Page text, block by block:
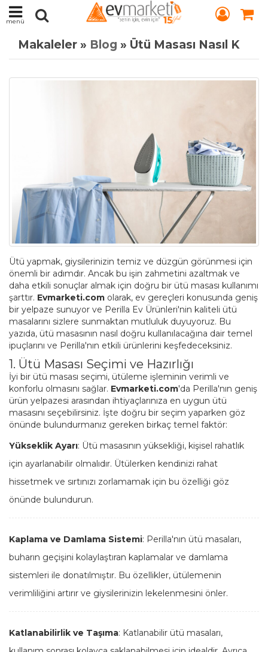
menü
Makaleler » Blog » Ütü Masası Nasıl Kullanılır: Temel İpuçları ve Doğru Kullanım Rehberi
Ütü yapmak, giysilerinizin temiz ve düzgün görünmesi için
önemli bir adımdır. Ancak bu işin zahmetini azaltmak ve
daha etkili sonuçlar almak için doğru bir ütü masası kullanımı
şarttır. Evmarketi.com olarak, ev gereçleri konusunda geniş
bir yelpaze sunuyor ve Perilla Ev Ürünleri'nin kaliteli ütü
masalarını sizlere sunmaktan mutluluk duyuyoruz. Bu
yazıda, ütü masasının nasıl doğru kullanılacağına dair temel
ipuçlarını ve Perilla'nın etkili ürünlerini keşfedeceksiniz.
1. Ütü Masası Seçimi ve Hazırlığı
İyi bir ütü masası seçimi, ütüleme işleminin verimli ve
konforlu olmasını sağlar. Evmarketi.com'da Perilla'nın geniş
ürün yelpazesi arasından ihtiyaçlarınıza en uygun ütü
masasını seçebilirsiniz. İşte doğru bir seçim yaparken göz
önünde bulundurmanız gereken birkaç temel faktör:
Yükseklik Ayarı: Ütü masasının yüksekliği, kişisel rahatlık
için ayarlanabilir olmalıdır. Ütülerken kendinizi rahat
hissetmek ve sırtınızı zorlamamak için bu özelliği göz
önünde bulundurun.
Kaplama ve Damlama Sistemi: Perilla'nın ütü masaları,
buharın geçişini kolaylaştıran kaplamalar ve damlama
sistemleri ile donatılmıştır. Bu özellikler, ütülemenin
verimliliğini artırır ve giysilerinizin lekelenmesini önler.
Katlanabilirlik ve Taşıma: Katlanabilir ütü masaları,